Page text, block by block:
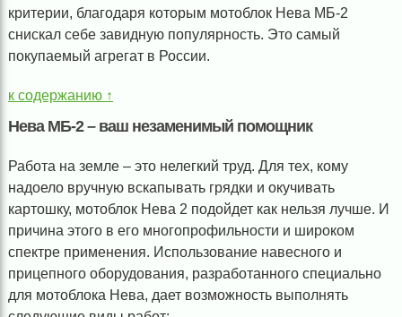
критерии, благодаря которым мотоблок Нева МБ-2
снискал себе завидную популярность. Это самый
покупаемый агрегат в России.
к содержанию ↑
Нева МБ-2 – ваш незаменимый помощник
Работа на земле – это нелегкий труд. Для тех, кому
надоело вручную вскапывать грядки и окучивать
картошку, мотоблок Нева 2 подойдет как нельзя лучше. И
причина этого в его многопрофильности и широком
спектре применения. Использование навесного и
прицепного оборудования, разработанного специально
для мотоблока Нева, дает возможность выполнять